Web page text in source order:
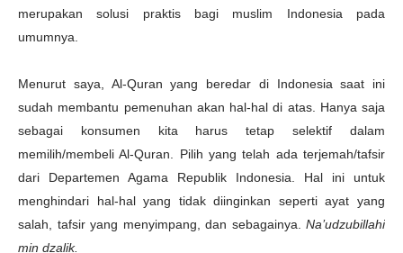
merupakan solusi praktis bagi muslim Indonesia pada
umumnya.
Menurut saya, Al-Quran yang beredar di Indonesia saat ini
sudah membantu pemenuhan akan hal-hal di atas. Hanya saja
sebagai konsumen kita harus tetap selektif dalam
memilih/membeli Al-Quran. Pilih yang telah ada terjemah/tafsir
dari Departemen Agama Republik Indonesia. Hal ini untuk
menghindari hal-hal yang tidak diinginkan seperti ayat yang
salah, tafsir yang menyimpang, dan sebagainya. Na’udzubillahi
min dzalik.